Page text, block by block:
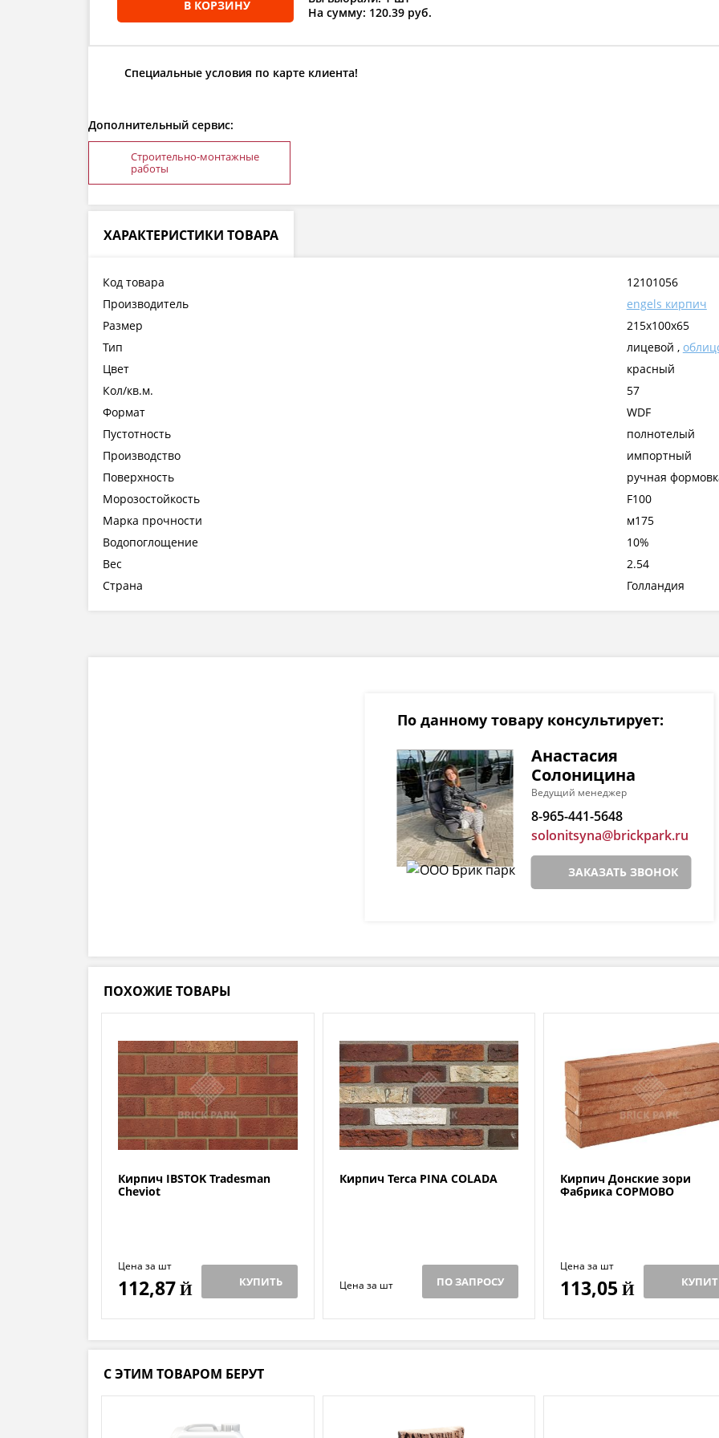
В КОРЗИНУ
На сумму: 120.39 руб.
Специальные условия по карте клиента!
Дополнительный сервис:
Строительно-монтажные
работы
ХАРАКТЕРИСТИКИ ТОВАРА
Код товара
12101056
Производитель
engels кирпич
Размер
215x100x65
Тип
лицевой ,
Цвет
красный
Кол/кв.м.
57
Формат
WDF
Пустотность
полнотелый
Производство
импортный
Поверхность
ручная
Морозостойкость
F100
Марка прочности
м175
Водопоглощение
10%
Вес
2.54
Страна
Голландия
По данному товару консультирует:
Анастасия
Солоницина
Ведущий менеджер
8-965-441-5648
solonitsyna@brickpark.ru
ЗАКАЗАТЬ ЗВОНОК
ПОХОЖИЕ ТОВАРЫ
Кирпич IBSTOK Tradesman
Cheviot
Цена за шт
112,87 Й КУПИТЬ
Кирпич Terca PINA COLADA
Цена за шт ПО ЗАПРОСУ
Кирпич Донские зори
Фабрика СОРМОВО
Цена за шт
113,05 Й
С ЭТИМ ТОВАРОМ БЕРУТ